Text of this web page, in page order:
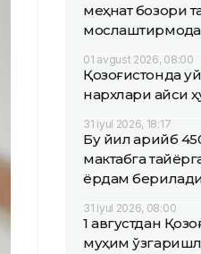
меҳнат бозори
мослаштирмоқда
01 avgust 2026, 08:00
Қозоғистонда
нархлари қайси
31 iyul 2026, 18:17
Бу йил қарийб
мактабга
ёрдам
31 iyul 2026, 08:00
1 августдан
муҳим